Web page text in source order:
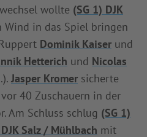
wollte (SG 1) DJK
Wind in das Spiel bringen
Dominik Kaiser und
Hetterich und Nicolas
Jasper Kromer sicherte
vor 40 Zuschauern in der
Am Schluss schlug (SG 1)
Salz / Mühlbach mit